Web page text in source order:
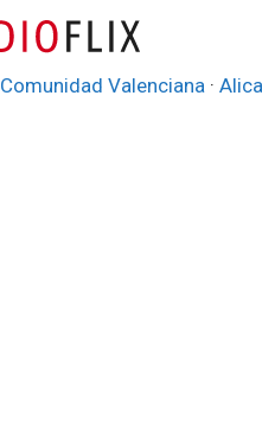
Comunidad Valenciana ·